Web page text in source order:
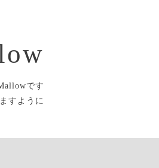
です
すように